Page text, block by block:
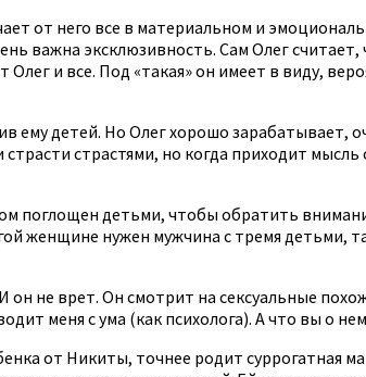
от него все в материальном и
важна эксклюзивность. Сам Олег
и все. Под «такая» он имеет в виду,
ему детей. Но Олег хорошо зарабатывает,
страстями, но когда приходит
поглощен детьми, чтобы обратить
женщине нужен мужчина с тремя детьми,
не врет. Он смотрит на сексуальные
меня с ума (как психолога). А что вы о
от Никиты, точнее родит суррогатная